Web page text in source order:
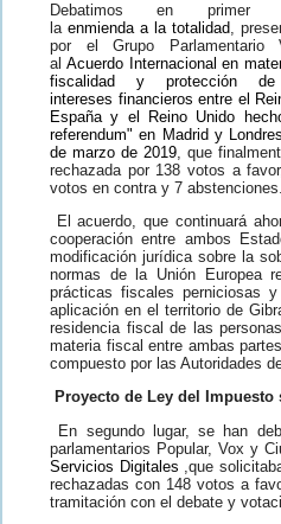
Debatimos en primer
la enmienda a la totalidad,
por el Grupo Parlamentario
alAcuerdo Internacional en
fiscalidad y protección
intereses financieros entre el
España y el Reino Unido
referendum" en Madrid y
de marzo de 2019, que
rechazada por 138 votos a
votos en contra y 7
El acuerdo, que continuará
cooperación entre ambos
modificación jurídica sobre la
normas de la Unión Europea
prácticas fiscales perniciosas
aplicación en el territorio de
residencia fiscal de las
materia fiscal entre ambas
compuesto por las Autoridades
Proyecto de Ley del
En segundo lugar, se han
parlamentarios Popular, Vox y
Servicios Digitales ,que
rechazadas con 148 votos a
tramitación con el debate y